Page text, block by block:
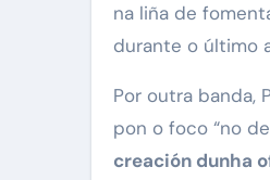
na liña de
durante o último
Por outra banda,
pon o foco “no
creación dunha